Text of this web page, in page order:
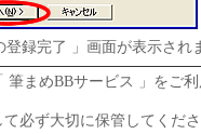
録完了 」画面が表示され
筆まめBBサービス 」をご
て必ず大切に保管してくだ